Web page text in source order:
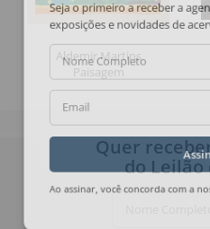
Aldemir Martins
Paisagem
Seja o primeiro a receber a
exposições e novidades de
Nome Completo
Email
Ao assinar, você concorda com a
Quer
do Leilão